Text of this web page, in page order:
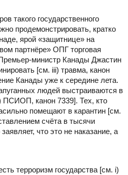
такого государственного
продемонстрировать, кратко
ярой «защитнице» на
партнёре» ОПГ торговая
министр Канады Джастин
[см. iii) травма, канон
Канады уже к середине лета.
людей выстраиваются в
ПСИОП, канон 7339]. Тех, кто
помещают в карантин [см.
счёта в тысячи
что это не наказание, а
терроризм государства [см. i)